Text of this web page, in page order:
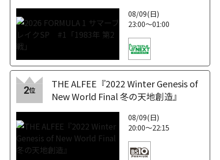
08/09(日)
23:00～01:00
2位
THE ALFEE『2022 Winter Genesis of
New World Final 冬の天地創造』
08/09(日)
20:00～22:15